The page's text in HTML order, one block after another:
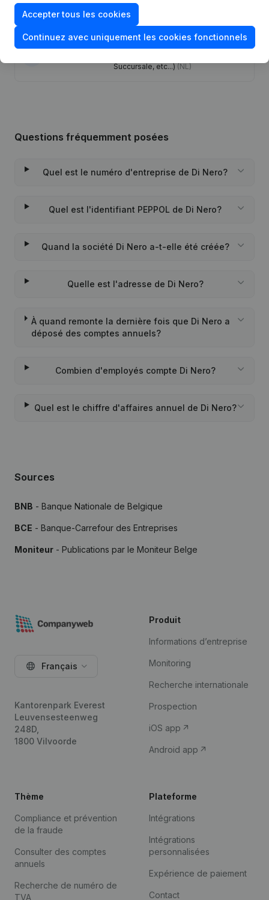
15-09-2017 Capital - Actions
Rubrique Constitution (Nouvelle
Succursale, etc...) (NL)
Questions fréquemment posées
Quel est le numéro d'entreprise de Di Nero?
Quel est l'identifiant PEPPOL de Di Nero?
Quand la société Di Nero a-t-elle été créée?
Quelle est l'adresse de Di Nero?
À quand remonte la dernière fois que Di Nero a
déposé des comptes annuels?
Combien d'employés compte Di Nero?
Quel est le chiffre d'affaires annuel de Di Nero?
Sources
BNB - Banque Nationale de Belgique
BCE - Banque-Carrefour des Entreprises
Moniteur - Publications par le Moniteur Belge
Accepter tous les cookies
Continuez avec uniquement les cookies fonctionnels
Français
Kantorenpark Everest
Leuvensesteenweg
248D,
1800 Vilvoorde
Produit
Informations d’entreprise
Monitoring
Recherche internationale
Prospection
iOS app
Android app
Thème
Compliance et prévention
de la fraude
Consulter des comptes
annuels
Recherche de numéro de
TVA
Plateforme
Intégrations
Intégrations
personnalisées
Expérience de paiement
Contact